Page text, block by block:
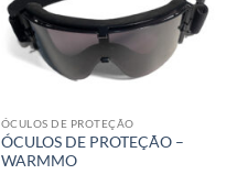
ÓCULOS DE PROTEÇÃO
ÓCULOS DE PROTEÇÃO –
WARMMO